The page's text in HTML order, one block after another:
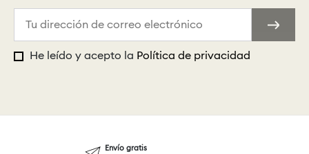
He leído y acepto la Política de privacidad
Envío gratis